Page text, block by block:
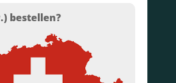
bestellen?